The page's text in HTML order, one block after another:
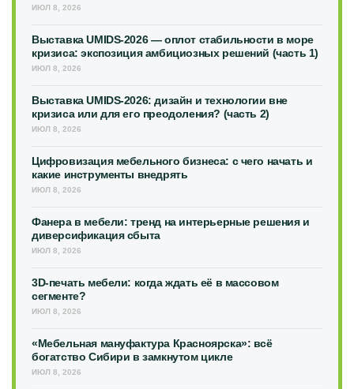
ИЮЛ 8, 2026
Выставка UMIDS-2026 — оплот стабильности в море
кризиса: экспозиция амбициозных решений (часть 1)
ИЮЛ 8, 2026
Выставка UMIDS-2026: дизайн и технологии вне
кризиса или для его преодоления? (часть 2)
ИЮЛ 8, 2026
Цифровизация мебельного бизнеса: с чего начать и
какие инструменты внедрять
ИЮЛ 8, 2026
Фанера в мебели: тренд на интерьерные решения и
диверсификация сбыта
ИЮЛ 8, 2026
3D-печать мебели: когда ждать её в массовом
сегменте?
ИЮЛ 8, 2026
«Мебельная мануфактура Красноярска»: всё
богатство Сибири в замкнутом цикле
ИЮЛ 8, 2026